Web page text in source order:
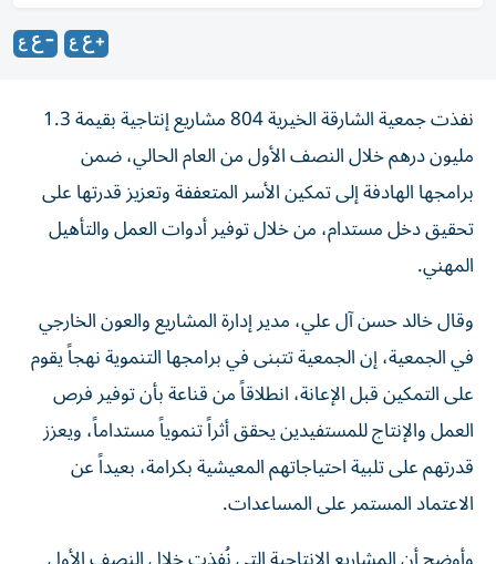
نفذت جمعية الشارقة الخيرية 804 مشاريع إنتاجية بقيمة 1.3
مليون درهم خلال النصف الأول من العام الحالي، ضمن
برامجها الهادفة إلى تمكين الأسر المتعففة وتعزيز قدرتها على
تحقيق دخل مستدام، من خلال توفير أدوات العمل والتأهيل
المهني.
وقال خالد حسن آل علي، مدير إدارة المشاريع والعون الخارجي
في الجمعية، إن الجمعية تتبنى في برامجها التنموية نهجاً يقوم
على التمكين قبل الإعانة، انطلاقاً من قناعة بأن توفير فرص
العمل والإنتاج للمستفيدين يحقق أثراً تنموياً مستداماً، ويعزز
قدرتهم على تلبية احتياجاتهم المعيشية بكرامة، بعيداً عن
الاعتماد المستمر على المساعدات.